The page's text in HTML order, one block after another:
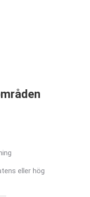
eller hög